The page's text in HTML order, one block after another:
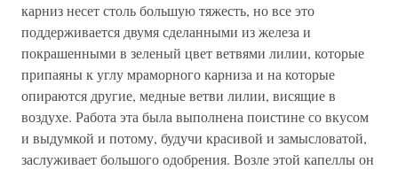
карниз несет столь большую тяжесть, но все это
поддерживается двумя сделанными из железа и
покрашенными в зеленый цвет ветвями лилии, которые
припаяны к углу мраморного карниза и на которые
опираются другие, медные ветви лилии, висящие в
воздухе. Работа эта была выполнена поистине со вкусом
и выдумкой и потому, будучи красивой и замысловатой,
заслуживает большого одобрения. Возле этой капеллы он